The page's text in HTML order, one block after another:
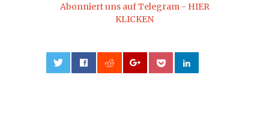
Abonniert uns auf Telegram - HIER
KLICKEN